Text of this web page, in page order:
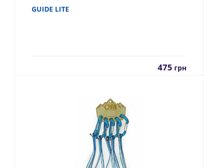
GUIDE LITE
475 грн